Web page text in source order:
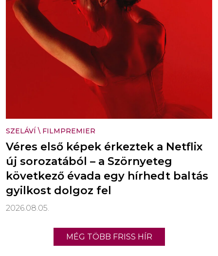
SZELÁVÍ \ FILMPREMIER
Véres első képek érkeztek a Netflix
új sorozatából – a Szörnyeteg
következő évada egy hírhedt baltás
gyilkost dolgoz fel
2026.08.05.
MÉG TÖBB FRISS HÍR